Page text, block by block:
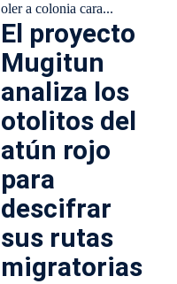
oler a colonia cara...
El proyecto
Mugitun
analiza los
otolitos del
atún rojo
para
descifrar
sus rutas
migratorias